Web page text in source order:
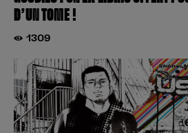
D’UN TOME !
1309